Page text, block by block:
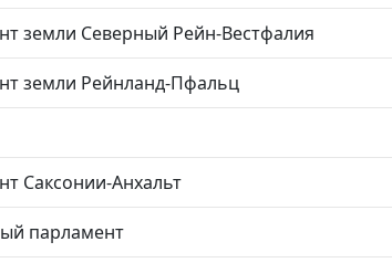
земли Северный Рейн-Вестфалия
земли Рейнланд-Пфальц
Саксонии-Анхальт
парламент